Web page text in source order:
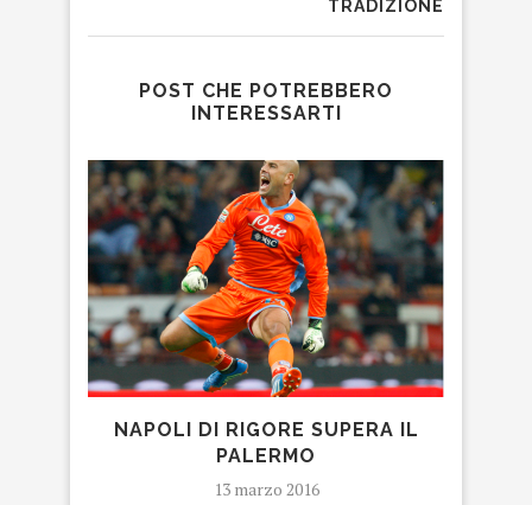
TRADIZIONE
POST CHE POTREBBERO
INTERESSARTI
NAPOLI DI RIGORE SUPERA IL
PALERMO
13 marzo 2016